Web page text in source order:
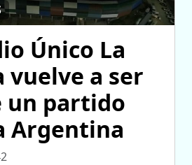
Único La
vuelve a ser
un partido
Argentina